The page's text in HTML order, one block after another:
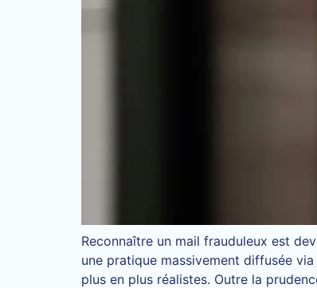
Reconnaître un mail frauduleux est
une pratique massivement diffusée
plus en plus réalistes. Outre la